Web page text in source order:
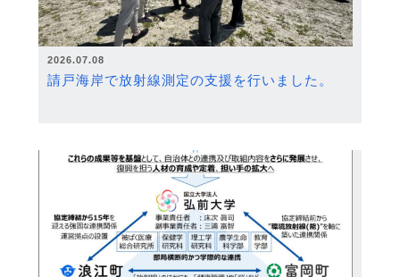
2026.07.08
請戸海岸で放射線測定の支援を行いました。